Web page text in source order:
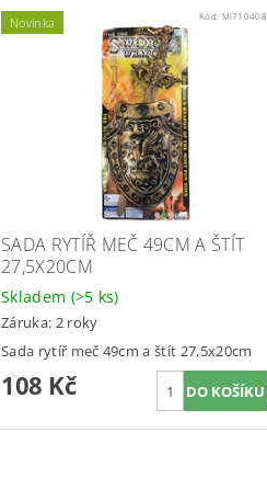
Novinka Kód: MI710408
SADA RYTÍŘ MEČ 49CM A ŠTÍT
27,5X20CM
Skladem (>5 ks)
Záruka: 2 roky
Sada rytíř meč 49cm a štít 27,5x20cm
108 Kč